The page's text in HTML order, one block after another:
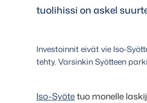
tuolihissi on askel
Investoinnit eivät vie Iso-
tehty. Varsinkin Syötteen
Iso-Syötetuo monelle